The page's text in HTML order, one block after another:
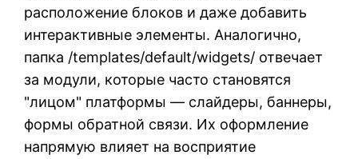
расположение блоков и даже добавить
интерактивные элементы. Аналогично,
папка /templates/default/widgets/ отвечает
за модули, которые часто становятся
"лицом" платформы — слайдеры, баннеры,
формы обратной связи. Их оформление
напрямую влияет на восприятие